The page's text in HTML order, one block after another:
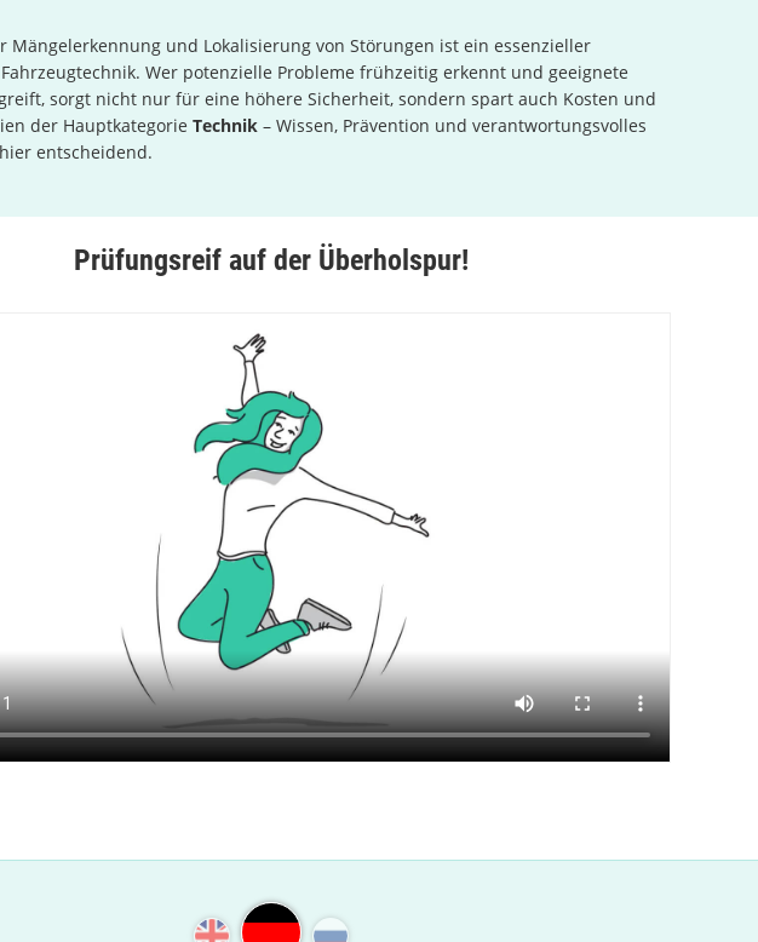
Mängelerkennung und Lokalisierung von Störungen ist ein essenzieller
Wer potenzielle Probleme frühzeitig erkennt und geeignete
sorgt nicht nur für eine höhere Sicherheit, sondern spart auch Kosten und
der Hauptkategorie Technik – Wissen, Prävention und verantwortungsvolles
entscheidend.
Prüfungsreif auf der Überholspur!